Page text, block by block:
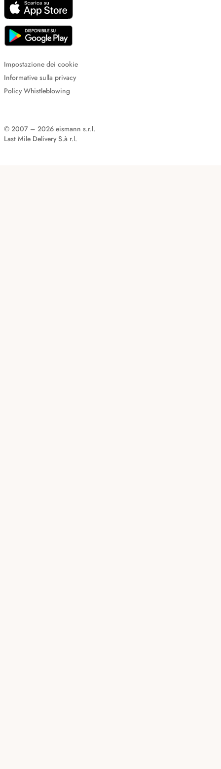
Impostazione dei cookie
Informative sulla privacy
Policy Whistleblowing
© 2007 – 2026 eismann s.r.l.
Last Mile Delivery S.à r.l.